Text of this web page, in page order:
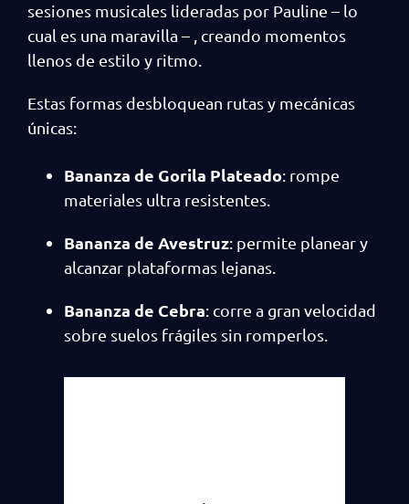
sesiones musicales lideradas por Pauline – lo
cual es una maravilla – , creando momentos
llenos de estilo y ritmo.
Estas formas desbloquean rutas y mecánicas
únicas:
Bananza de Gorila Plateado: rompe
materiales ultra resistentes.
Bananza de Avestruz: permite planear y
alcanzar plataformas lejanas.
Bananza de Cebra: corre a gran velocidad
sobre suelos frágiles sin romperlos.